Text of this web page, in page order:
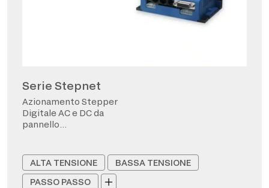
Serie Stepnet
Azionamento Stepper
Digitale AC e DC da
pannello
ALTA TENSIONE
BASSA TENSIONE
PASSO PASSO